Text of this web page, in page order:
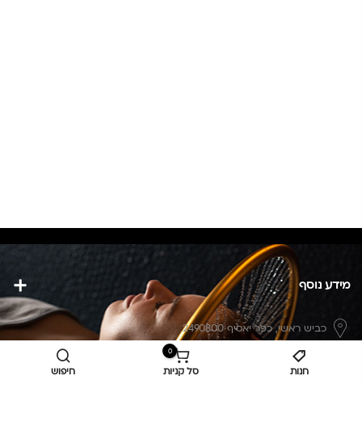
מידע נוסף
כביש ראשי,כפר יאסיף 2490800
מעליא 2514000
חנות
0
סל קניות חיפוש